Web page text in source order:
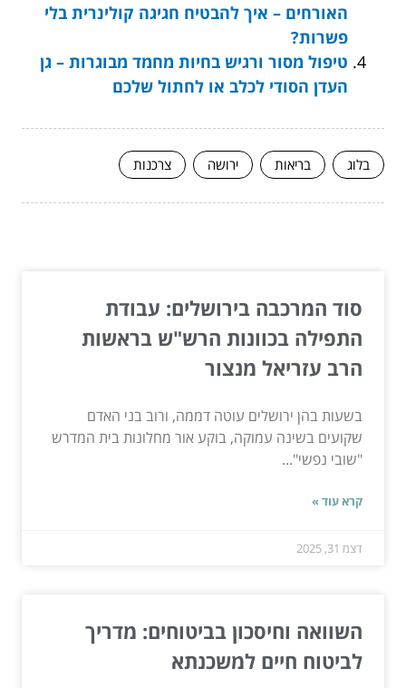
האורחים – איך להבטיח חגיגה קולינרית בלי
פשרות?
טיפול מסור ורגיש בחיות מחמד מבוגרות – גן
העדן הסודי לכלב או לחתול שלכם
בלוג בריאות ירושה צרכנות
סוד המרכבה בירושלים: עבודת
התפילה בכוונות הרש"ש בראשות
הרב עזריאל מנצור
בשעות בהן ירושלים עוטה דממה, ורוב בני האדם
שקועים בשינה עמוקה, בוקע אור מחלונות בית המדרש
"שובי נפשי"...
קרא עוד »
דצמ 31, 2025
השוואה וחיסכון בביטוחים: מדריך
לביטוח חיים למשכנתא